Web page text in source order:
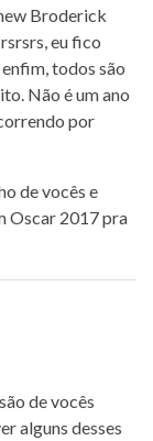
Broderick
eu fico
todos são
Não é um ano
por
de vocês e
Oscar 2017 pra
de vocês
alguns desses